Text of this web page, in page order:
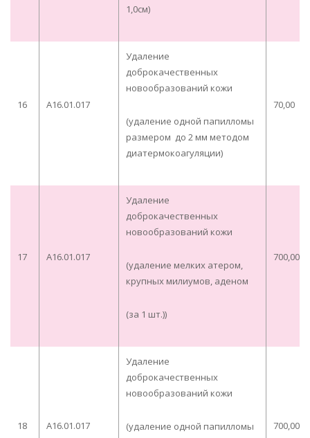
1,0см)
16 A16.01.017
Удаление
доброкачественных
новообразований кожи
(удаление одной папилломы
размером до 2 мм методом
диатермокоагуляции)
70,00
17 A16.01.017
Удаление
доброкачественных
новообразований кожи
(удаление мелких атером,
крупных милиумов, аденом
(за 1 шт.))
700,00
18 A16.01.017
Удаление
доброкачественных
новообразований кожи
(удаление одной папилломы
700,00